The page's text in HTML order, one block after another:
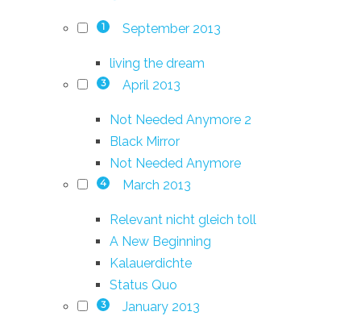
1 September 2013
living the dream
3 April 2013
Not Needed Anymore 2
Black Mirror
Not Needed Anymore
4 March 2013
Relevant nicht gleich toll
A New Beginning
Kalauerdichte
Status Quo
3 January 2013